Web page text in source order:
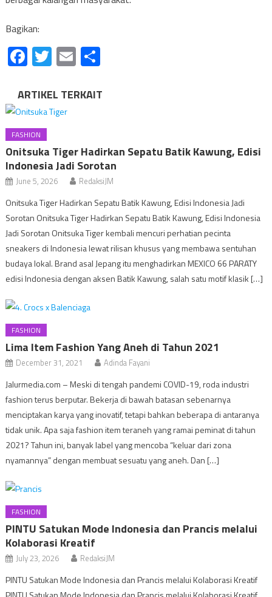
Bagikan:
Facebook
Twitter
EmailShare
ARTIKEL TERKAIT
FASHION
Onitsuka Tiger Hadirkan Sepatu Batik Kawung, Edisi
Indonesia Jadi Sorotan
June 5, 2026 RedaksiJM
Onitsuka Tiger Hadirkan Sepatu Batik Kawung, Edisi Indonesia Jadi
Sorotan Onitsuka Tiger Hadirkan Sepatu Batik Kawung, Edisi Indonesia
Jadi Sorotan Onitsuka Tiger kembali mencuri perhatian pecinta
sneakers di Indonesia lewat rilisan khusus yang membawa sentuhan
budaya lokal. Brand asal Jepang itu menghadirkan MEXICO 66 PARATY
edisi Indonesia dengan aksen Batik Kawung, salah satu motif klasik […]
FASHION
Lima Item Fashion Yang Aneh di Tahun 2021
December 31, 2021 Adinda Fayani
Jalurmedia.com – Meski di tengah pandemi COVID-19, roda industri
fashion terus berputar. Bekerja di bawah batasan sebenarnya
menciptakan karya yang inovatif, tetapi bahkan beberapa di antaranya
tidak unik. Apa saja fashion item teraneh yang ramai peminat di tahun
2021? Tahun ini, banyak label yang mencoba “keluar dari zona
nyamannya” dengan membuat sesuatu yang aneh. Dan […]
FASHION
PINTU Satukan Mode Indonesia dan Prancis melalui
Kolaborasi Kreatif
July 23, 2026 RedaksiJM
PINTU Satukan Mode Indonesia dan Prancis melalui Kolaborasi Kreatif